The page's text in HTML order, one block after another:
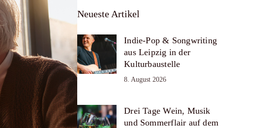
Neueste Artikel
Indie-Pop & Songwriting
aus Leipzig in der
Kulturbaustelle
8. August 2026
Drei Tage Wein, Musik
und Sommerflair auf dem